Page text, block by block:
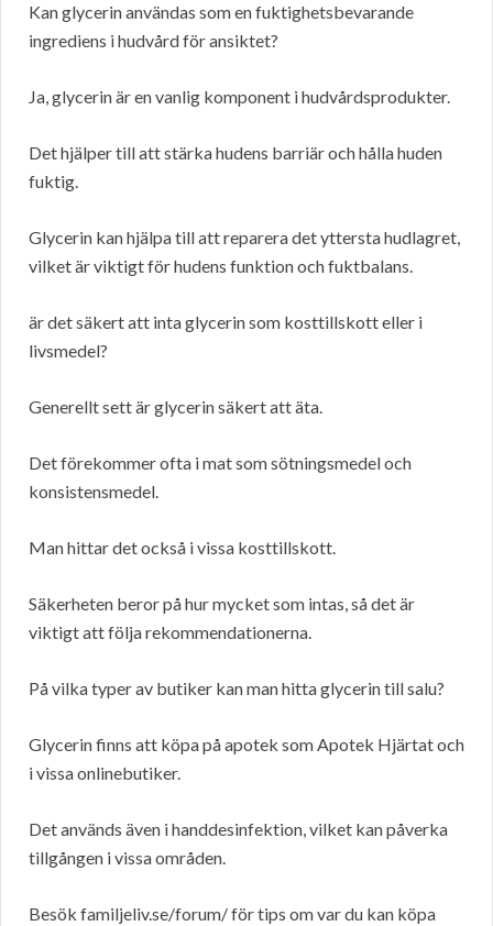
Kan glycerin användas som en fuktighetsbevarande
ingrediens i hudvård för ansiktet?
Ja, glycerin är en vanlig komponent i hudvårdsprodukter.
Det hjälper till att stärka hudens barriär och hålla huden
fuktig.
Glycerin kan hjälpa till att reparera det yttersta hudlagret,
vilket är viktigt för hudens funktion och fuktbalans.
är det säkert att inta glycerin som kosttillskott eller i
livsmedel?
Generellt sett är glycerin säkert att äta.
Det förekommer ofta i mat som sötningsmedel och
konsistensmedel.
Man hittar det också i vissa kosttillskott.
Säkerheten beror på hur mycket som intas, så det är
viktigt att följa rekommendationerna.
På vilka typer av butiker kan man hitta glycerin till salu?
Glycerin finns att köpa på apotek som Apotek Hjärtat och
i vissa onlinebutiker.
Det används även i handdesinfektion, vilket kan påverka
tillgången i vissa områden.
Besök familjeliv.se/forum/ för tips om var du kan köpa